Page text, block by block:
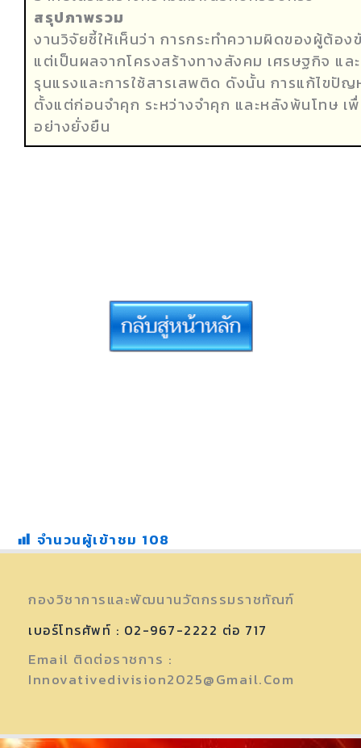
สรุปภาพรวม
งานวิจัยชี้ให้เห็นว่า การกระทำความผิดของผู้ต้อ
แต่เป็นผลจากโครงสร้างทางสังคม เศรษฐกิจ แ
รุนแรงและการใช้สารเสพติด ดังนั้น การแก้ไขปั
ตั้งแต่ก่อนจำคุก ระหว่างจำคุก และหลังพ้นโทษ เ
อย่างยั่งยืน
จำนวนผู้เข้าชม 108
กองวิชาการและพัฒนานวัตกรรมราชทัณฑ์
เบอร์โทรศัพท์ : 02-967-2222 ต่อ 717
Email ติดต่อราชการ :
Innovativedivision2025@gmail.com